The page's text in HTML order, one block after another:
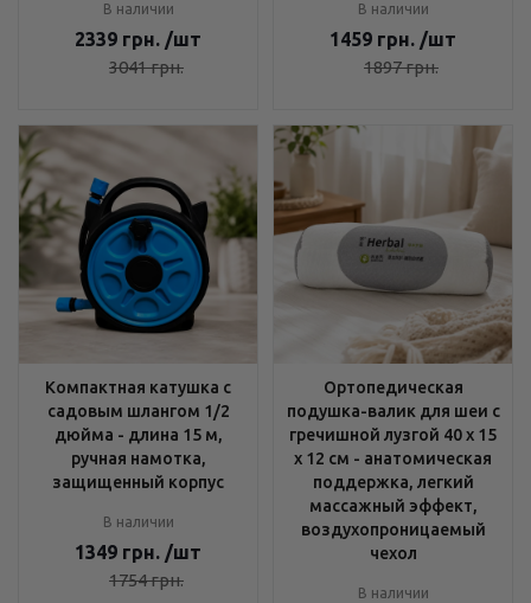
В наличии
2339 грн. /шт
3041грн.
В наличии
1459 грн. /шт
1897грн.
Компактная катушка с
садовым шлангом 1/2
дюйма - длина 15 м,
ручная намотка,
защищенный корпус
В наличии
1349 грн. /шт
1754грн.
Ортопедическая
подушка-валик для шеи с
гречишной лузгой 40 х 15
х 12 см - анатомическая
поддержка, легкий
массажный эффект,
воздухопроницаемый
чехол
В наличии